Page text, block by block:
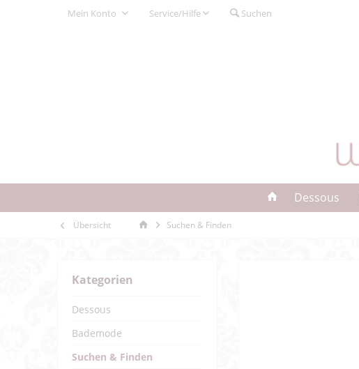
Mein Konto Service/Hilfe Suchen
Dessous
Übersicht Suchen & Finden
Kategorien
Dessous
Bademode
Suchen & Finden